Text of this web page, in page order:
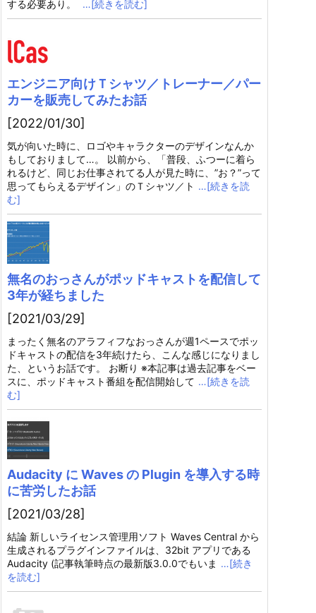
する必要あり。
…[続きを読む]
エンジニア向けＴシャツ／トレーナー／パー
カーを販売してみたお話
[2022/01/30]
気が向いた時に、ロゴやキャラクターのデザインなんか
もしておりまして…。 以前から、「普段、ふつーに着ら
れるけど、同じお仕事されてる人が見た時に、”お？”って
思ってもらえるデザイン」のＴシャツ／ト …[続きを読
む]
無名のおっさんがポッドキャストを配信して
3年が経ちました
[2021/03/29]
まったく無名のアラフィフなおっさんが週1ペースでポッ
ドキャストの配信を3年続けたら、こんな感じになりまし
た、というお話です。 お断り ※本記事は過去記事をベー
スに、ポッドキャスト番組を配信開始して …[続きを読
む]
Audacity に Waves の Plugin を導入する時
に苦労したお話
[2021/03/28]
結論 新しいライセンス管理用ソフト Waves Central から
生成されるプラグインファイルは、32bit アプリである
Audacity (記事執筆時点の最新版3.0.0でもいま …[続き
を読む]